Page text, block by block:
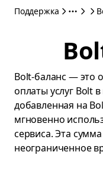
Поддержка
Bolt-баланс — это
оплаты услуг Bolt
добавленная на
мгновенно
сервиса. Эта
неограниченное